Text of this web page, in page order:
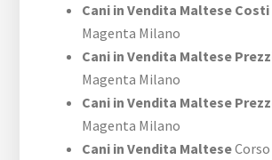
Cani in Vendita Maltese Costi
Magenta Milano
Cani in Vendita Maltese
Magenta Milano
Cani in Vendita Maltese
Magenta Milano
Cani in Vendita Maltese